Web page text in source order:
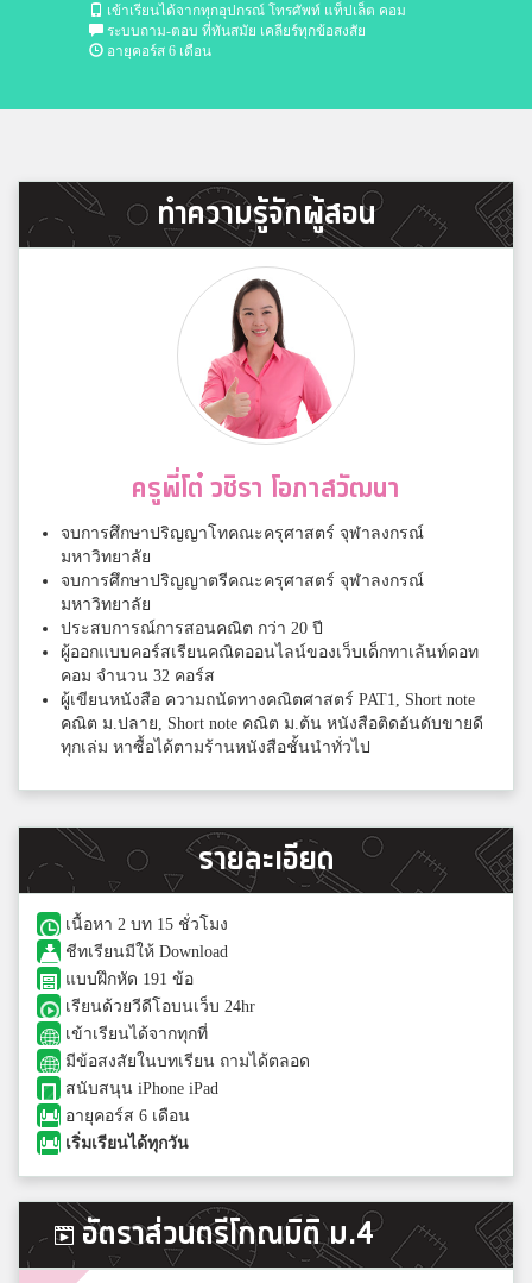
เข้าเรียนได้จากทุกอุปกรณ์ โทรศัพท์ แท็ปเล็ต คอม
ระบบถาม-ตอบ ที่ทันสมัย เคลียร์ทุกข้อสงสัย
อายุคอร์ส 6 เดือน
ทำความรู้จักผู้สอน
ครูพี่โต๋ วชิรา โอภาสวัฒนา
จบการศึกษาปริญญาโทคณะครุศาสตร์ จุฬาลงกรณ์
มหาวิทยาลัย
จบการศึกษาปริญญาตรีคณะครุศาสตร์ จุฬาลงกรณ์
มหาวิทยาลัย
ประสบการณ์การสอนคณิต กว่า 20 ปี
ผู้ออกแบบคอร์สเรียนคณิตออนไลน์ของเว็บเด็กทาเล้นท์ดอท
คอม จำนวน 32 คอร์ส
ผู้เขียนหนังสือ ความถนัดทางคณิตศาสตร์ PAT1, Short note
คณิต ม.ปลาย, Short note คณิต ม.ต้น หนังสือติดอันดับขายดี
ทุกเล่ม หาซื้อได้ตามร้านหนังสือชั้นนำทั่วไป
รายละเอียด
เนื้อหา 2 บท 15 ชั่วโมง
ชีทเรียนมีให้ Download
แบบฝึกหัด 191 ข้อ
เรียนด้วยวีดีโอบนเว็บ 24hr
เข้าเรียนได้จากทุกที่
มีข้อสงสัยในบทเรียน ถามได้ตลอด
สนับสนุน iPhone iPad
อายุคอร์ส 6 เดือน
เริ่มเรียนได้ทุกวัน
อัตราส่วนตรีโกณมิติ ม.4